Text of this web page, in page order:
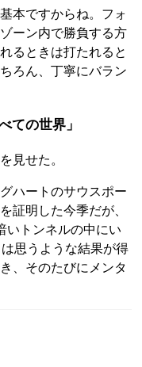
本ですからね。フォ
ーン内で勝負する方
るときは打たれると
ろん、丁寧にバラン
ての世界」
見せた。
ハートのサウスポー
証明した今季だが、
いトンネルの中にい
思うような結果が得
、そのたびにメンタ